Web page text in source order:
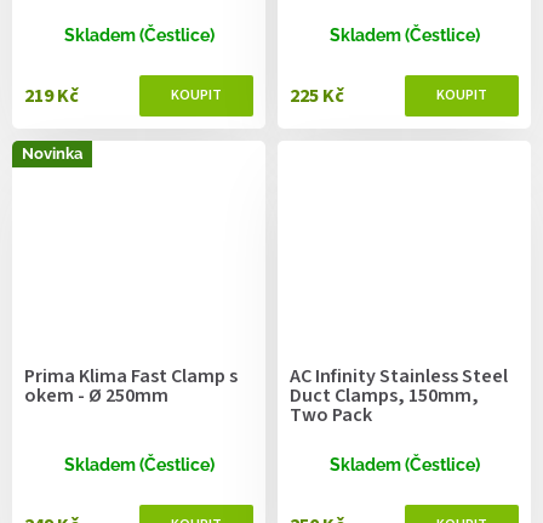
Skladem (Čestlice)
219 Kč
Skladem (Čestlice)
225 Kč
Novinka
Prima Klima Fast Clamp s
okem - Ø 250mm
Skladem (Čestlice)
AC Infinity Stainless Steel
Duct Clamps, 150mm,
Two Pack
Skladem (Čestlice)